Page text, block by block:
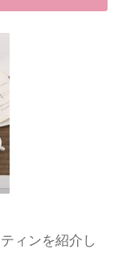
ィンを紹介し